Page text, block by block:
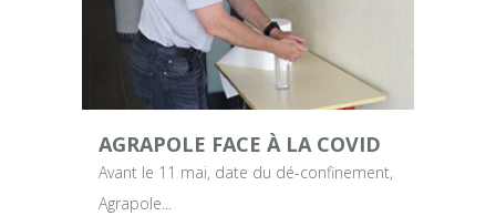
AGRAPOLE FACE À LA COVID
Avant le 11 mai, date du dé-confinement,
Agrapole...